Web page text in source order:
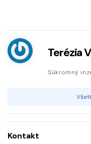
Terézia
Súkromný
Kontakt